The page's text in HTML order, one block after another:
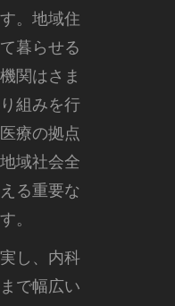
。地域住
暮らせる
関はさま
組みを行
療の拠点
域社会全
る重要な
。
し、内科
で幅広い